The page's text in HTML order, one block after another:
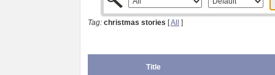
Tag: christmas stories [All ]
Title